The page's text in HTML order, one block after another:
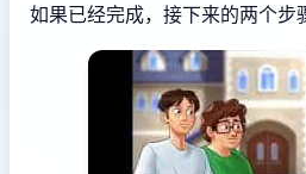
如果已经完成，接下来的两个步